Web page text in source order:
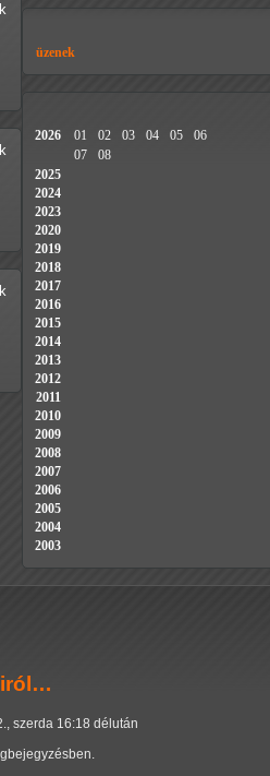
szerda 16:18 délután
üzenek
2026 01 02 03 04 05
06
07
08
2025
2024
2023
2020
2019
2018
2017
2016
2015
2014
2013
2012
2011
2010
2009
2008
2007
2006
2005
2004
2003